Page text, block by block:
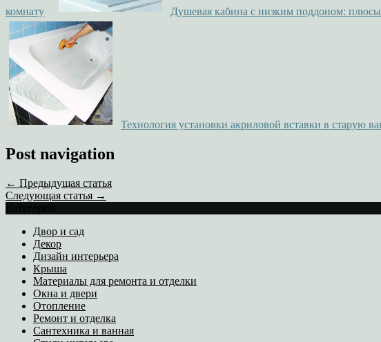
комнату Душевая кабина с низким поддоном:
Технология установки акриловой вставки в старую
Post navigation
← Предыдущая статья
Следующая статья →
Двор и сад
Декор
Дизайн интерьера
Крыша
Материалы для ремонта и отделки
Окна и двери
Отопление
Ремонт и отделка
Сантехника и ванная